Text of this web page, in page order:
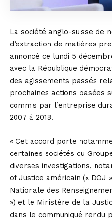
La société anglo-suisse de
d’extraction de matières
annoncé ce lundi 5
avec la République
des agissements passés
prochaines actions basées
commis par l’entreprise
2007 à 2018.
« Cet accord porte
certaines sociétés du
diverses investigations,
of Justice américain (« DOJ
Nationale des
») et le Ministère de la
dans le communiqué rendu